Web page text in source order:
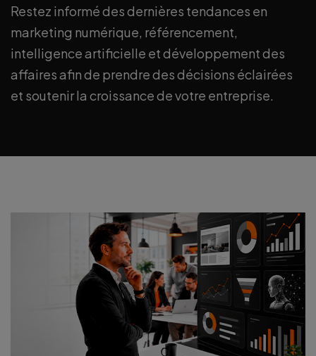
Restez informé des dernières tendances en
marketing numérique, référencement,
intelligence artificielle et développement des
affaires afin de prendre des décisions éclairées
et soutenir la croissance de votre entreprise.